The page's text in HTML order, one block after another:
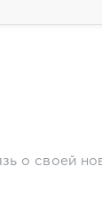
о своей